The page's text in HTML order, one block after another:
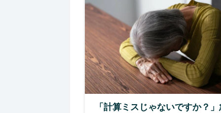
「計算ミスじゃないですか？